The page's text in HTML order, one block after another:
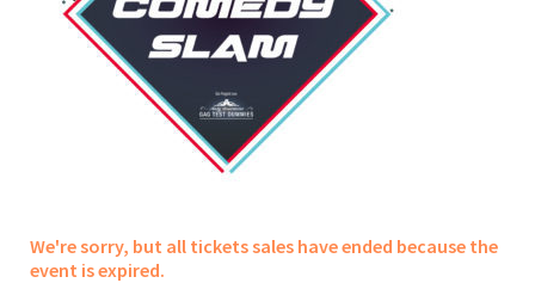
We're sorry, but all tickets sales have ended because the
event is expired.